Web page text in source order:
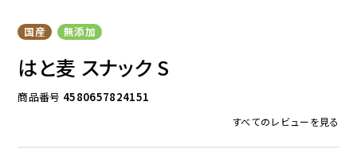
国産 無添加
はと麦 スナック S
商品番号 4580657824151
すべてのレビューを見る